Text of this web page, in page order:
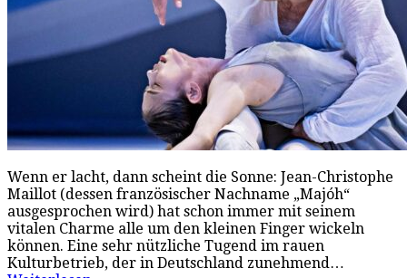
Wenn er lacht, dann scheint die Sonne: Jean-Christophe
Maillot (dessen französischer Nachname „Majóh“
ausgesprochen wird) hat schon immer mit seinem
vitalen Charme alle um den kleinen Finger wickeln
können. Eine sehr nützliche Tugend im rauen
Kulturbetrieb, der in Deutschland zunehmend…